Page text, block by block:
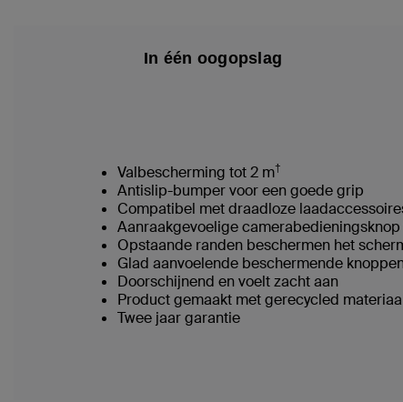
In één oogopslag
Valbescherming tot 2 m†
Antislip-bumper voor een goede grip
Compatibel met draadloze
Aanraakgevoelige
Opstaande randen beschermen het
Glad aanvoelende beschermende
Doorschijnend en voelt zacht aan
Product gemaakt met gerecycled
Twee jaar garantie